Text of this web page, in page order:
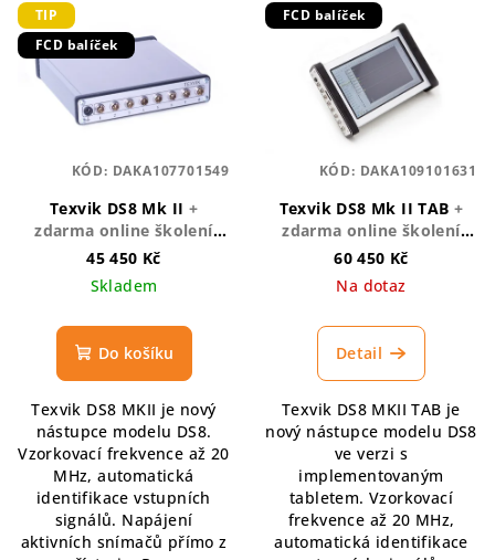
TIP
FCD balíček
Texvik DS8 Mk II +
zdarma online školení
TEXVIK
45 450 Kč
Skladem
Do košíku
Texvik DS8 MKII je nový
nástupce modelu DS8.
Vzorkovací frekvence až 20
MHz, automatická
identifikace vstupních
signálů. Napájení
aktivních snímačů přímo z
KÓD: DAKA107701549
FCD balíček
Texvik DS8 Mk II TAB +
zdarma online školení
TEXVIK
60 450 Kč
Na dotaz
Detail
Texvik DS8 MKII TAB je
nový nástupce modelu DS8
ve verzi s
implementovaným
tabletem. Vzorkovací
frekvence až 20 MHz,
automatická identifikace
KÓD: DAKA109101631